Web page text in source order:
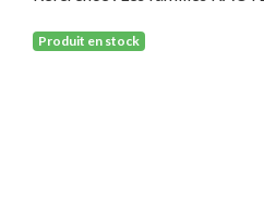
Produit en stock